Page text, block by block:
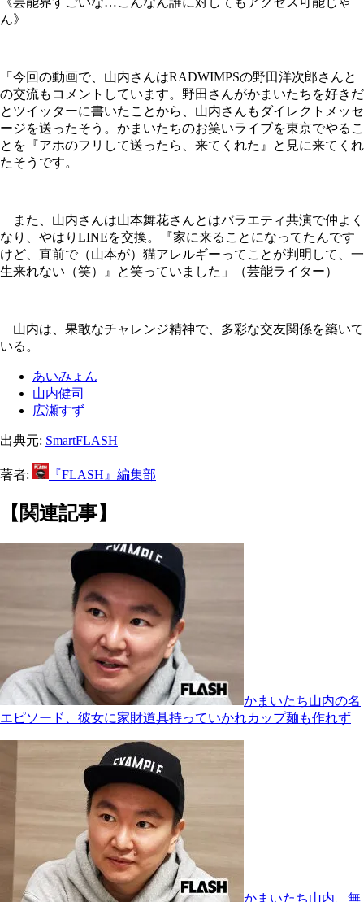
ん》
「今回の動画で、山内さんはRADWIMPSの野田洋次郎さんと
の交流もコメントしています。野田さんがかまいたちを好きだ
とツイッターに書いたことから、山内さんもダイレクトメッセ
ージを送ったそう。かまいたちのお笑いライブを東京でやるこ
とを『アホのフリして送ったら、来てくれた』と見に来てくれ
たそうです。
また、山内さんは山本舞花さんとはバラエティ共演で仲よく
なり、やはりLINEを交換。『家に来ることになってたんです
けど、直前で（山本が）猫アレルギーってことが判明して、一
生来れない（笑）』と笑っていました」（芸能ライター）
山内は、果敢なチャレンジ精神で、多彩な交友関係を築いて
いる。
あいみょん
山内健司
広瀬すず
出典元: SmartFLASH
著者: 『FLASH』編集部
【関連記事】
かまいたち山内の名
エピソード、彼女に家財道具持っていかれカップ麺も作れず
かまいたち山内、無